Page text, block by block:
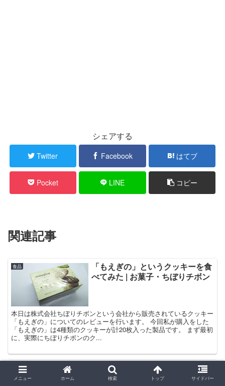
シェアする
Twitter Facebook はてブ
Pocket LINE コピー
関連記事
食品
「もえぎの」というクッキーを食
べてみた | お菓子・ちぼりチボン
本日は株式会社ちぼりチボンという会社から販売されているクッキー
「もえぎの」についてのレビューを行います。 今回私が購入をした
「もえぎの」は4種類のクッキーが計20枚入った製品です。 まず最初
に、実際にちぼりチボンのク...
食品
なとりのおつまみセレクションを
食べてみた | 値段・橙
メニュー ホーム 検索 トップ サイドバー